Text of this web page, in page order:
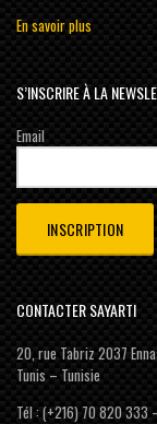
En savoir plus
S’INSCRIRE À LA
Email
CONTACTER SAYARTI
20, rue Tabriz 2037
Tunis – Tunisie
Tél : (+216) 70 820 333